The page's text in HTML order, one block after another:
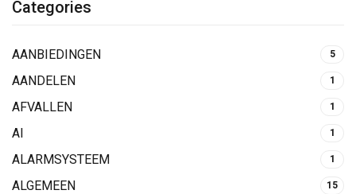
Categories
AANBIEDINGEN 5
AANDELEN 1
AFVALLEN 1
AI 1
ALARMSYSTEEM 1
ALGEMEEN 15